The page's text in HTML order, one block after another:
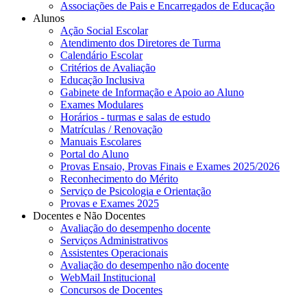
Associações de Pais e Encarregados de Educação
Alunos
Ação Social Escolar
Atendimento dos Diretores de Turma
Calendário Escolar
Critérios de Avaliação
Educação Inclusiva
Gabinete de Informação e Apoio ao Aluno
Exames Modulares
Horários - turmas e salas de estudo
Matrículas / Renovação
Manuais Escolares
Portal do Aluno
Provas Ensaio, Provas Finais e Exames 2025/2026
Reconhecimento do Mérito
Serviço de Psicologia e Orientação
Provas e Exames 2025
Docentes e Não Docentes
Avaliação do desempenho docente
Serviços Administrativos
Assistentes Operacionais
Avaliação do desempenho não docente
WebMail Institucional
Concursos de Docentes